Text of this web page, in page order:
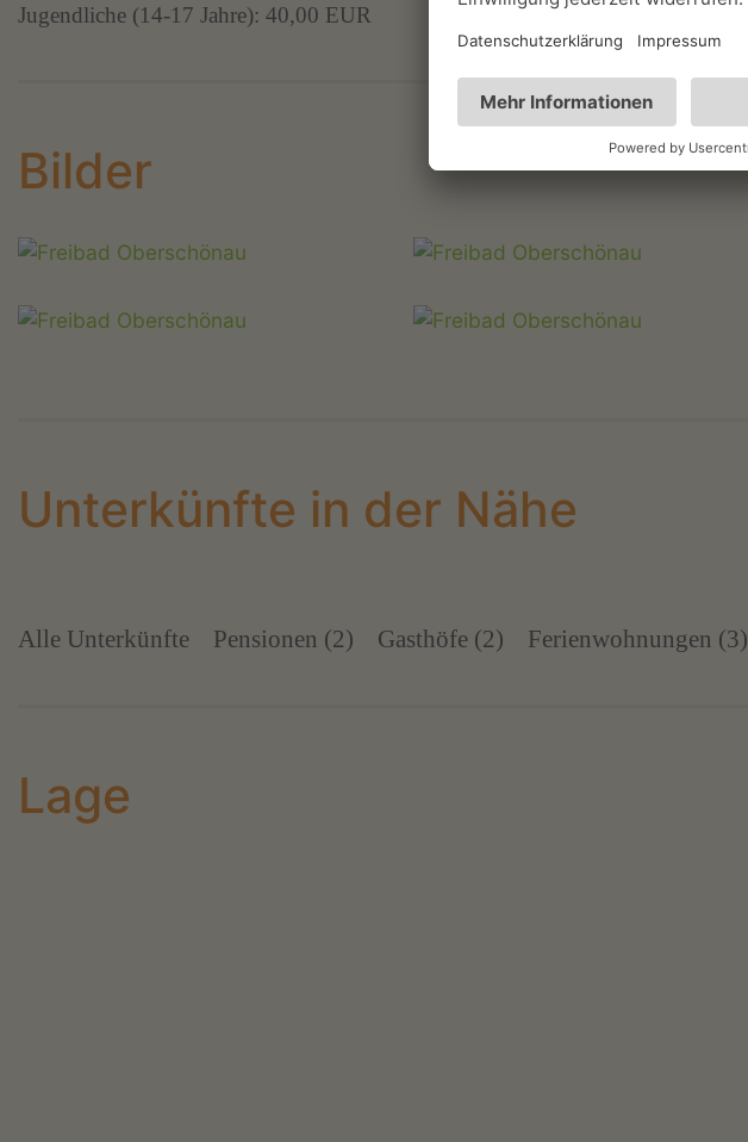
Jugendliche (14-17 Jahre): 40,00 EUR
Bilder
Unterkünfte in der Nähe
Alle Unterkünfte Pensionen (2) Gasthöfe (2) Ferienwohnungen (3)
Lage